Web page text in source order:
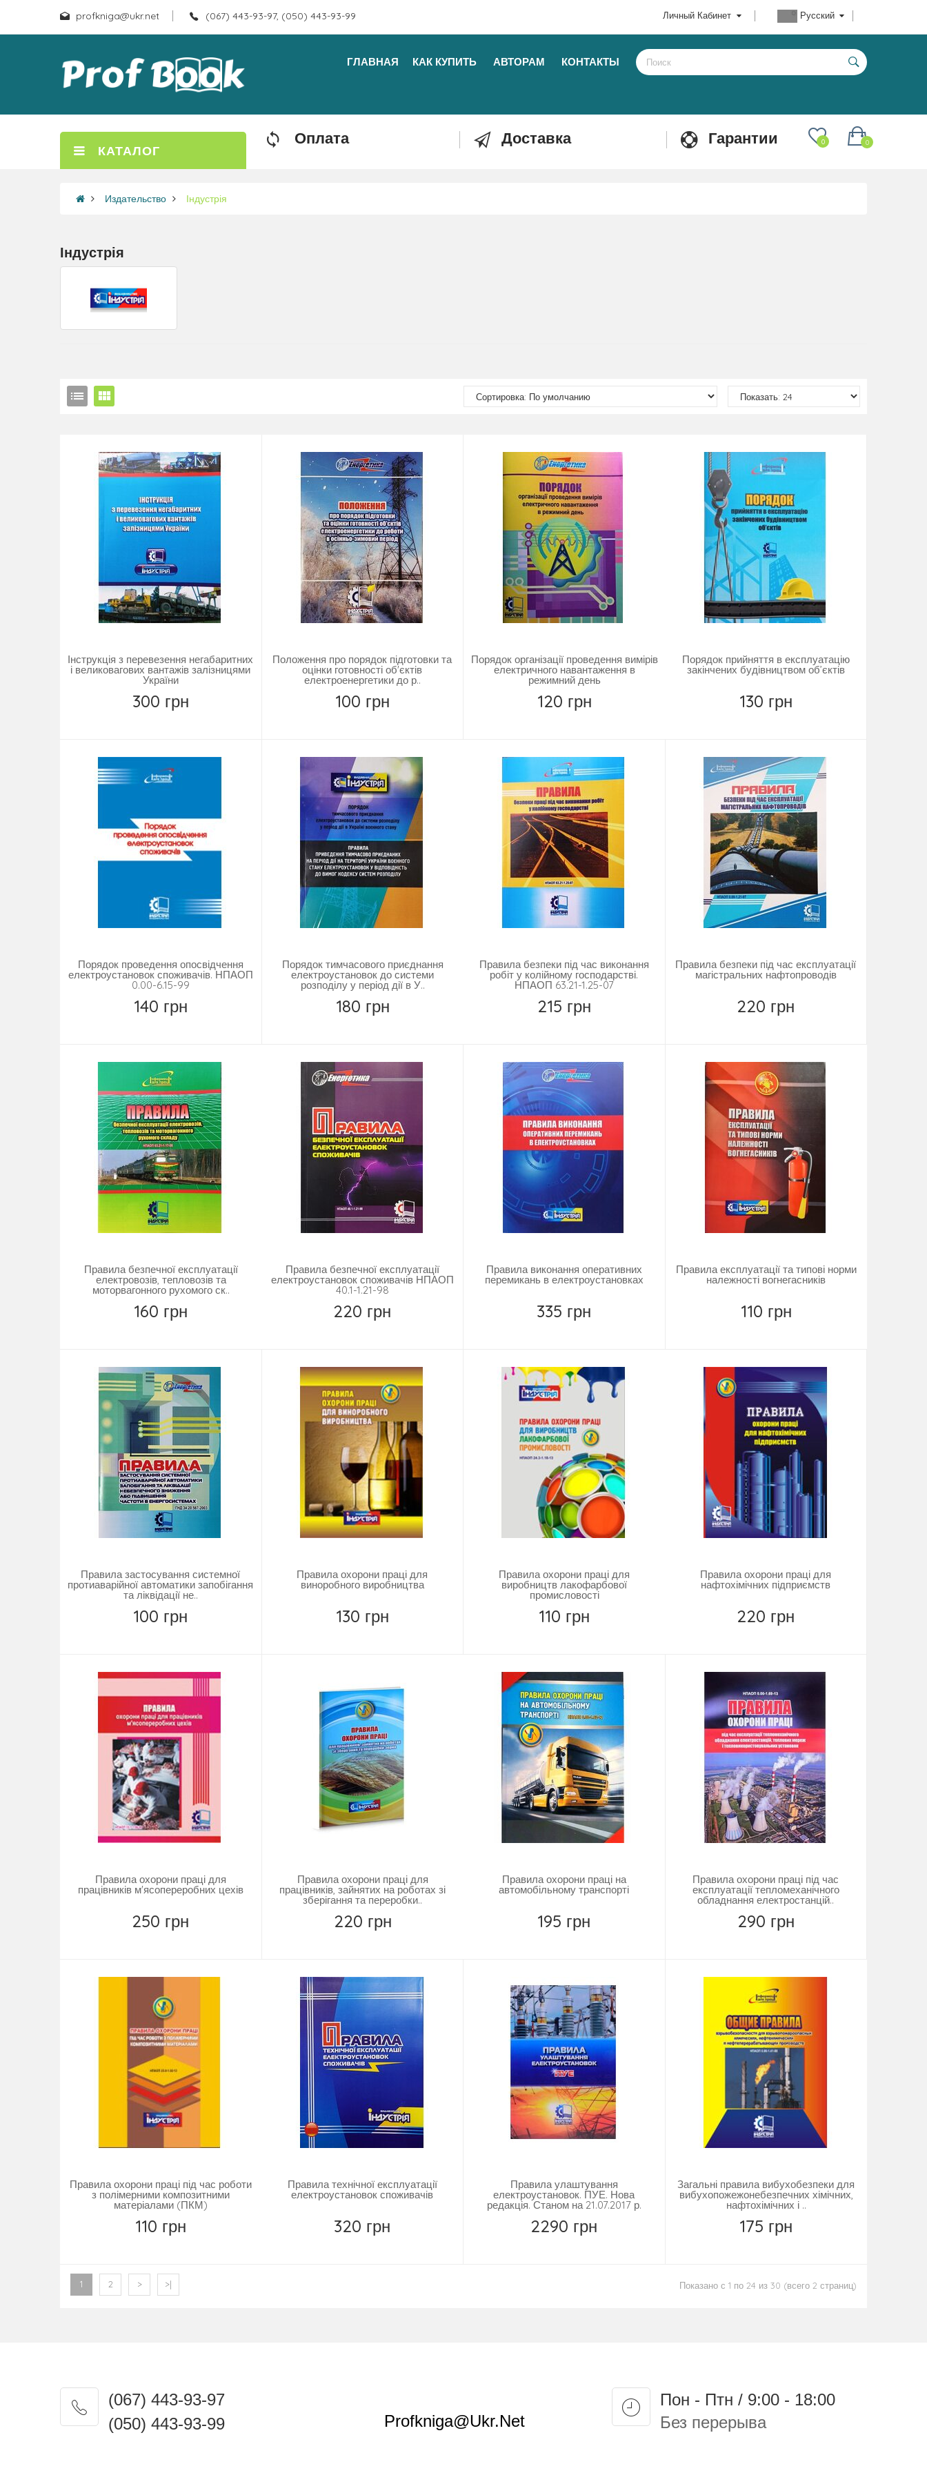
profkniga@ukr.net (067) 443-93-97, (050) 443-93-99 Русский
Личный Кабинет
ГЛАВНАЯ КАК КУПИТЬ АВТОРАМ КОНТАКТЫ
КАТАЛОГ
Оплата Доставка Гарантии 0
0
Издательство Індустрія
Індустрія
Інструкція з перевезення негабаритних
і великовагових вантажів залізницями
України
300 грн
Положення про порядок підготовки та
оцінки готовності об'єктів
електроенергетики до р..
100 грн
Порядок організації проведення вимірів
електричного навантаження в
режимний день
120 грн
Порядок прийняття в експлуатацію
закінчених будівництвом об’єктів
130 грн
Порядок проведення опосвідчення
електроустановок споживачів. НПАОП
0.00-6.15-99
140 грн
Порядок тимчасового приєднання
електроустановок до системи
розподілу у період дії в У..
180 грн
Правила безпеки під час виконання
робіт у колійному господарстві.
НПАОП 63.21-1.25-07
215 грн
Правила безпеки під час експлуатації
магістральних нафтопроводів
220 грн
Правила безпечної експлуатації
електровозів, тепловозів та
моторвагонного рухомого ск..
160 грн
Правила безпечної експлуатації
електроустановок споживачів НПАОП
40.1-1.21-98
220 грн
Правила виконання оперативних
перемикань в електроустановках
335 грн
Правила експлуатації та типові норми
належності вогнегасників
110 грн
Правила застосування системної
протиаварійної автоматики запобігання
та ліквідації не..
100 грн
Правила охорони праці для
виноробного виробництва
130 грн
Правила охорони праці для
виробництв лакофарбової
промисловості
110 грн
Правила охорони праці для
нафтохімічних підприємств
220 грн
Правила охорони праці для
працівників м'ясопереробних цехів
250 грн
Правила охорони праці для
працівників, зайнятих на роботах зі
зберігання та переробки..
220 грн
Правила охорони праці на
автомобільному транспорті
195 грн
Правила охорони праці під час
експлуатації тепломеханічного
обладнання електростанцій..
290 грн
Правила охорони праці під час роботи
з полімерними композитними
матеріалами (ПКМ)
110 грн
Правила технічної експлуатації
електроустановок споживачів
320 грн
Правила улаштування
електроустановок. ПУЕ. Нова
редакція. Станом на 21.07.2017 р.
2290 грн
Загальні правила вибухобезпеки для
вибухопожежонебезпечних хімічних,
нафтохімічних і ..
175 грн
1 2 > >| Показано с 1 по 24 из 30 (всего 2 страниц)
(067) 443-93-97
(050) 443-93-99
Profkniga@ukr.net
Пон - Птн / 9:00 - 18:00
Без перерыва